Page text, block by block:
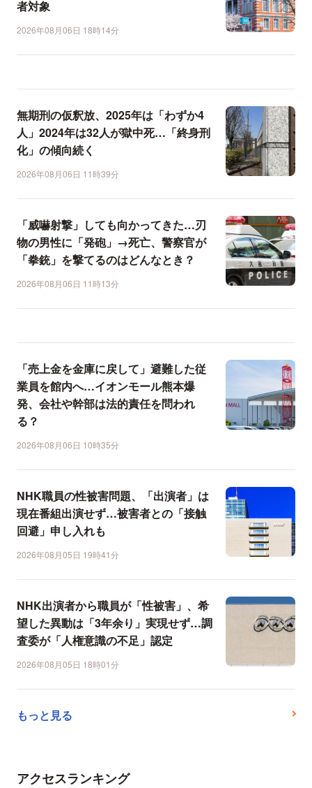
者対象
2026年08月06日 18時14分
無期刑の仮釈放、2025年は「わずか4
人」2024年は32人が獄中死…「終身刑
化」の傾向続く
2026年08月06日 11時39分
「威嚇射撃」しても向かってきた…刃
物の男性に「発砲」→死亡、警察官が
「拳銃」を撃てるのはどんなとき？
2026年08月06日 11時13分
「売上金を金庫に戻して」避難した従
業員を館内へ…イオンモール熊本爆
発、会社や幹部は法的責任を問われ
る？
2026年08月06日 10時35分
NHK職員の性被害問題、「出演者」は
現在番組出演せず…被害者との「接触
回避」申し入れも
2026年08月05日 19時41分
NHK出演者から職員が「性被害」、希
望した異動は「3年余り」実現せず…調
査委が「人権意識の不足」認定
2026年08月05日 18時01分
もっと見る
アクセスランキング